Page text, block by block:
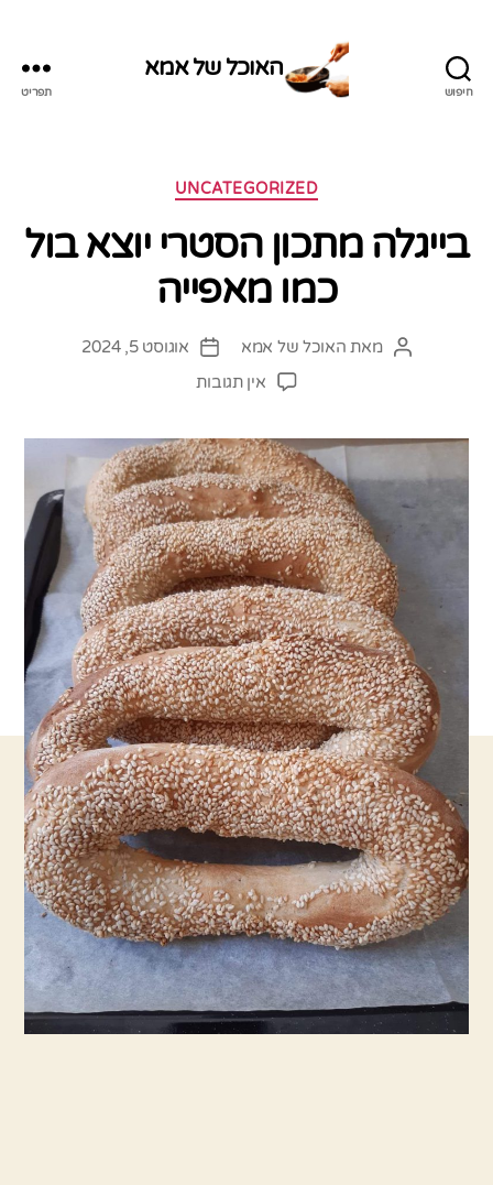
חיפוש
האוכל של אמא
תפריט
קטגוריות
UNCATEGORIZED
בייגלה מתכון הסטרי יוצא בול
כמו מאפייה
המחבר
מאת האוכל של אמא
תאריךאוגוסט 5, 2024
אין תגובותעל
הסטרי
יוצא
בול
כמו
מאפייה